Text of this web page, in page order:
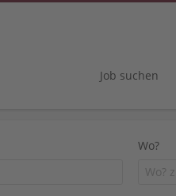
Job suchen
Wo?